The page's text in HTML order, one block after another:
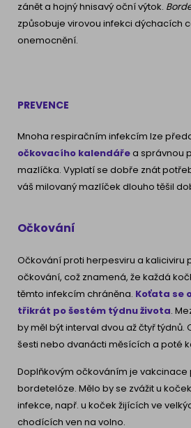
zánět a hojný hnisavý oční výtok.
způsobuje virovou infekci dýchacích
onemocnění.
PREVENCE
Mnoha respiračním infekcím lze
očkovacího kalendářea správnou
mazlíčka. Vyplatí se dobře znát
váš milovaný mazlíček dlouho těšil
Očkování
Očkování proti herpesviru a kaliciviru
očkování, což znamená, že každá
těmto infekcím chráněna. Koťata se
třikrát po šestém týdnu života.
by měl být interval dvou až čtyř
šesti nebo dvanácti měsících a poté
Doplňkovým očkováním je
bordetelóze. Mělo by se zvážit u
infekce, např. u koček žijících ve
chodících ven na volno.